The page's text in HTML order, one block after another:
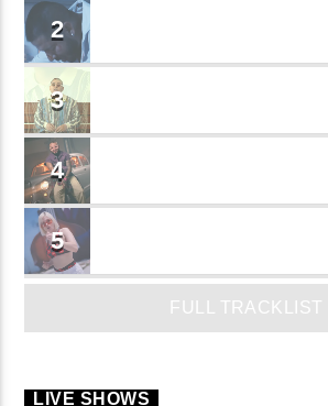
2
3
4
5
FULL TRACKLIST
LIVE SHOWS